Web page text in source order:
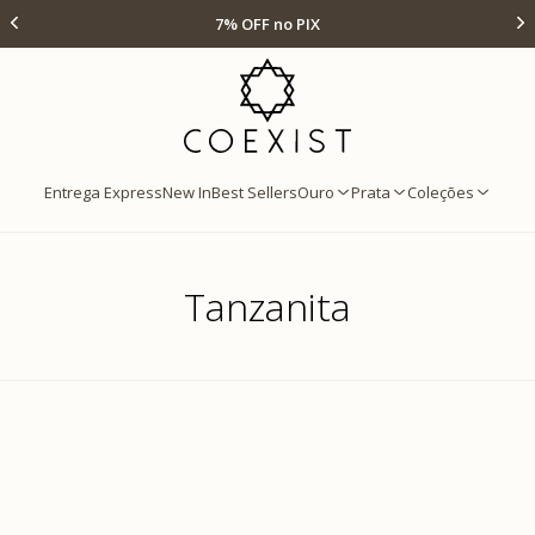
Até 12x s/ juros
Ir para Home Prata
Entrega ExpressNew InBest SellersOuro Prata Coleções
Tanzanita